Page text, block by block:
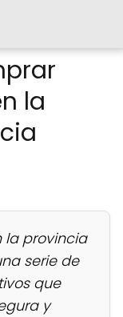
la
la provincia
serie de
que
y